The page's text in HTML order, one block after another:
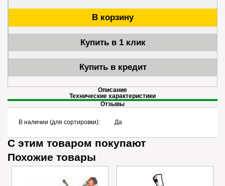
В корзину
Купить в 1 клик
Купить в кредит
Описание
Технические характеристики
Отзывы
В наличии (для сортировки): Да
С этим товаром покупают
Похожие товары